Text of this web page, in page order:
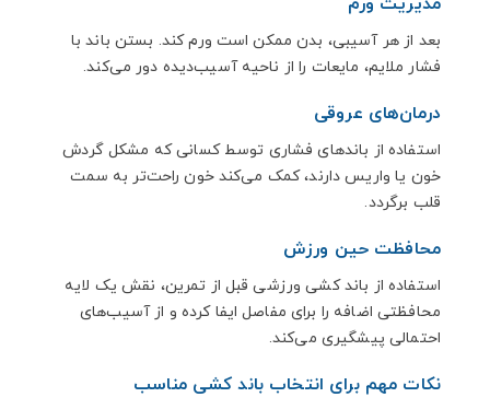
بعد از هر آسیبی، بدن ممکن است ورم کند. بستن باند با
فشار ملایم، مایعات را از ناحیه آسیب‌دیده دور می‌کند.
درمان‌های عروقی
استفاده از باندهای فشاری توسط کسانی که مشکل گردش
خون یا واریس دارند، کمک می‌کند خون راحت‌تر به سمت
قلب برگردد.
محافظت حین ورزش
استفاده از باند کشی ورزشی قبل از تمرین، نقش یک لایه
محافظتی اضافه را برای مفاصل ایفا کرده و از آسیب‌های
احتمالی پیشگیری می‌کند.
نکات مهم برای انتخاب باند کشی مناسب